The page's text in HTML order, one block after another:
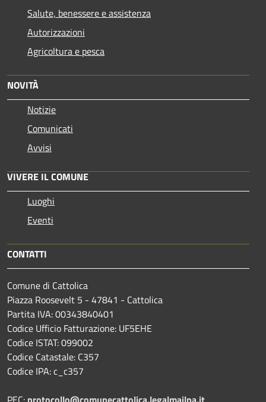
Salute, benessere e assistenza
Autorizzazioni
Agricoltura e pesca
NOVITÀ
Notizie
Comunicati
Avvisi
VIVERE IL COMUNE
Luoghi
Eventi
CONTATTI
Comune di Cattolica
Piazza Roosevelt 5 - 47841 - Cattolica
Partita IVA: 00343840401
Codice Ufficio Fatturazione: UF5EHE
Codice ISTAT: 099002
Codice Catastale: C357
Codice IPA: c_c357